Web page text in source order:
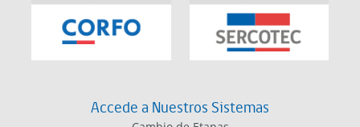
Accede a Nuestros Sistemas